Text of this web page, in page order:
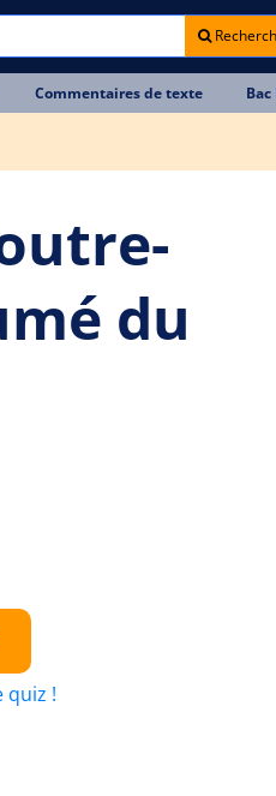
Commentaires de texte
du
quiz !